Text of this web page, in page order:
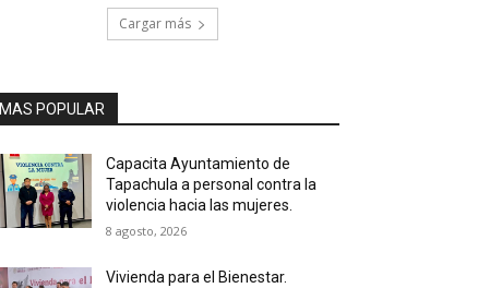
Cargar más
MAS POPULAR
Capacita Ayuntamiento de
Tapachula a personal contra la
violencia hacia las mujeres.
8 agosto, 2026
Vivienda para el Bienestar.